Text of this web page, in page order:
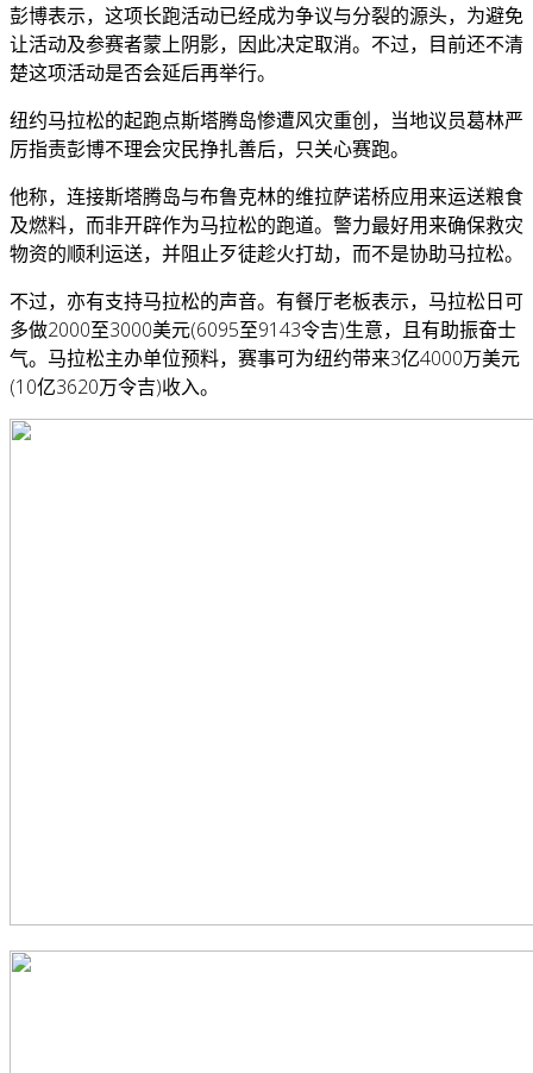
彭博表示，这项长跑活动已经成为争议与分裂的源头，为避免
让活动及参赛者蒙上阴影，因此决定取消。不过，目前还不清
楚这项活动是否会延后再举行。
纽约马拉松的起跑点斯塔腾岛惨遭风灾重创，当地议员葛林严
厉指责彭博不理会灾民挣扎善后，只关心赛跑。
他称，连接斯塔腾岛与布鲁克林的维拉萨诺桥应用来运送粮食
及燃料，而非开辟作为马拉松的跑道。警力最好用来确保救灾
物资的顺利运送，并阻止歹徒趁火打劫，而不是协助马拉松。
不过，亦有支持马拉松的声音。有餐厅老板表示，马拉松日可
多做2000至3000美元(6095至9143令吉)生意，且有助振奋士
气。马拉松主办单位预料，赛事可为纽约带来3亿4000万美元
(10亿3620万令吉)收入。